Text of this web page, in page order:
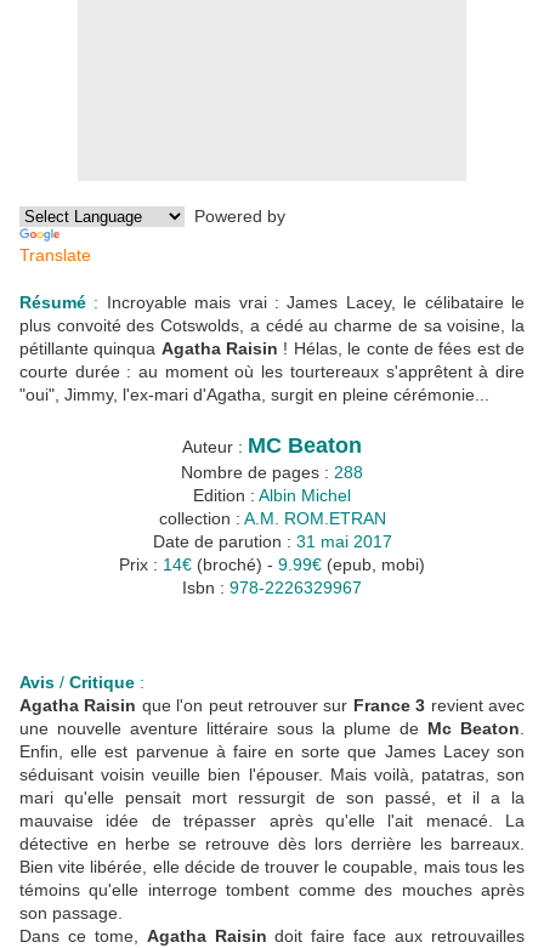
Powered by
Translate
Résumé : Incroyable mais vrai : James Lacey, le célibataire le
plus convoité des Cotswolds, a cédé au charme de sa voisine, la
pétillante quinqua Agatha Raisin ! Hélas, le conte de fées est de
courte durée : au moment où les tourtereaux s'apprêtent à dire
"oui", Jimmy, l'ex-mari d'Agatha, surgit en pleine cérémonie...
Auteur : MC Beaton
Nombre de pages : 288
Edition : Albin Michel
collection : A.M. ROM.ETRAN
Date de parution : 31 mai 2017
Prix : 14€ (broché) - 9.99€ (epub, mobi)
Isbn : 978-2226329967
Avis / Critique :
Agatha Raisin que l'on peut retrouver sur France 3 revient avec
une nouvelle aventure littéraire sous la plume de Mc Beaton
Enfin, elle est parvenue à faire en sorte que James Lacey son
séduisant voisin veuille bien l'épouser. Mais voilà, patatras, son
mari qu'elle pensait mort ressurgit de son passé, et il a la
mauvaise idée de trépasser après qu'elle l'ait menacé. La
détective en herbe se retrouve dès lors derrière les barreaux.
Bien vite libérée, elle décide de trouver le coupable, mais tous les
témoins qu'elle interroge tombent comme des mouches après
son passage.
Dans ce tome, Agatha Raisin doit faire face aux retrouvailles